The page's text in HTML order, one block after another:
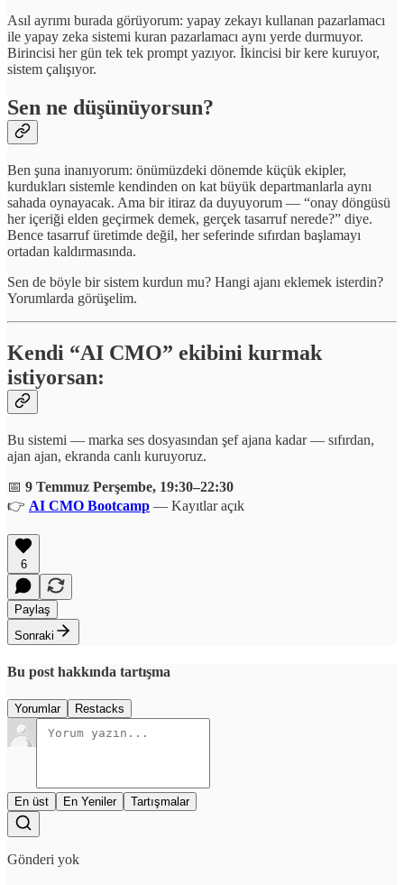
Asıl ayrımı burada görüyorum: yapay zekayı kullanan pazarlamacı
ile yapay zeka sistemi kuran pazarlamacı aynı yerde durmuyor.
Birincisi her gün tek tek prompt yazıyor. İkincisi bir kere kuruyor,
sistem çalışıyor.
Sen ne düşünüyorsun?
Ben şuna inanıyorum: önümüzdeki dönemde küçük ekipler,
kurdukları sistemle kendinden on kat büyük departmanlarla aynı
sahada oynayacak. Ama bir itiraz da duyuyorum — “onay döngüsü
her içeriği elden geçirmek demek, gerçek tasarruf nerede?” diye.
Bence tasarruf üretimde değil, her seferinde sıfırdan başlamayı
ortadan kaldırmasında.
Sen de böyle bir sistem kurdun mu? Hangi ajanı eklemek isterdin?
Yorumlarda görüşelim.
Kendi “AI CMO” ekibini kurmak
istiyorsan:
Bu sistemi — marka ses dosyasından şef ajana kadar — sıfırdan,
ajan ajan, ekranda canlı kuruyoruz.
📅 9 Temmuz Perşembe, 19:30–22:30
👉 AI CMO Bootcamp — Kayıtlar açık
6
Paylaş
Sonraki
Bu post hakkında tartışma
Yorumlar Restacks
En üst En Yeniler Tartışmalar
Gönderi yok